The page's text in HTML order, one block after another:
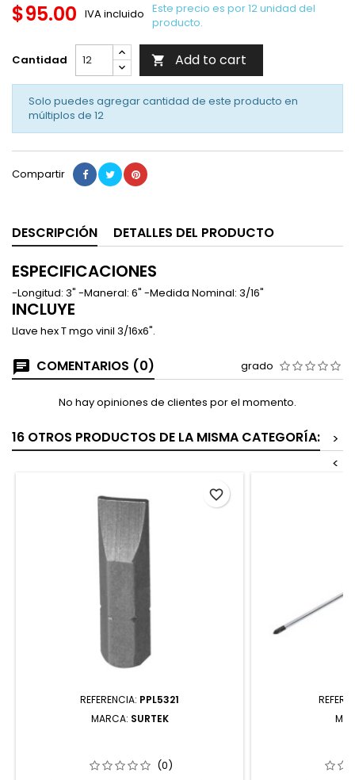
$95.00 IVA incluido Este precio es por 12 unidad del
producto.
Cantidad  Add to cart
Solo puedes agregar cantidad de este producto en
múltiplos de 12
Compartir
DESCRIPCIÓN DETALLES DEL PRODUCTO
ESPECIFICACIONES
-Longitud: 3" -Maneral: 6" -Medida Nominal: 3/16"
INCLUYE
Llave hex T mgo vinil 3/16x6".
COMENTARIOS (0) grado
No hay opiniones de clientes por el momento.
16 OTROS PRODUCTOS DE LA MISMA CATEGORÍA:
>
<
REFERENCIA: PPL5321
MARCA: SURTEK
5/32" X 1" 5 PIEZAS SURTEK
(0)
favorite_border
X